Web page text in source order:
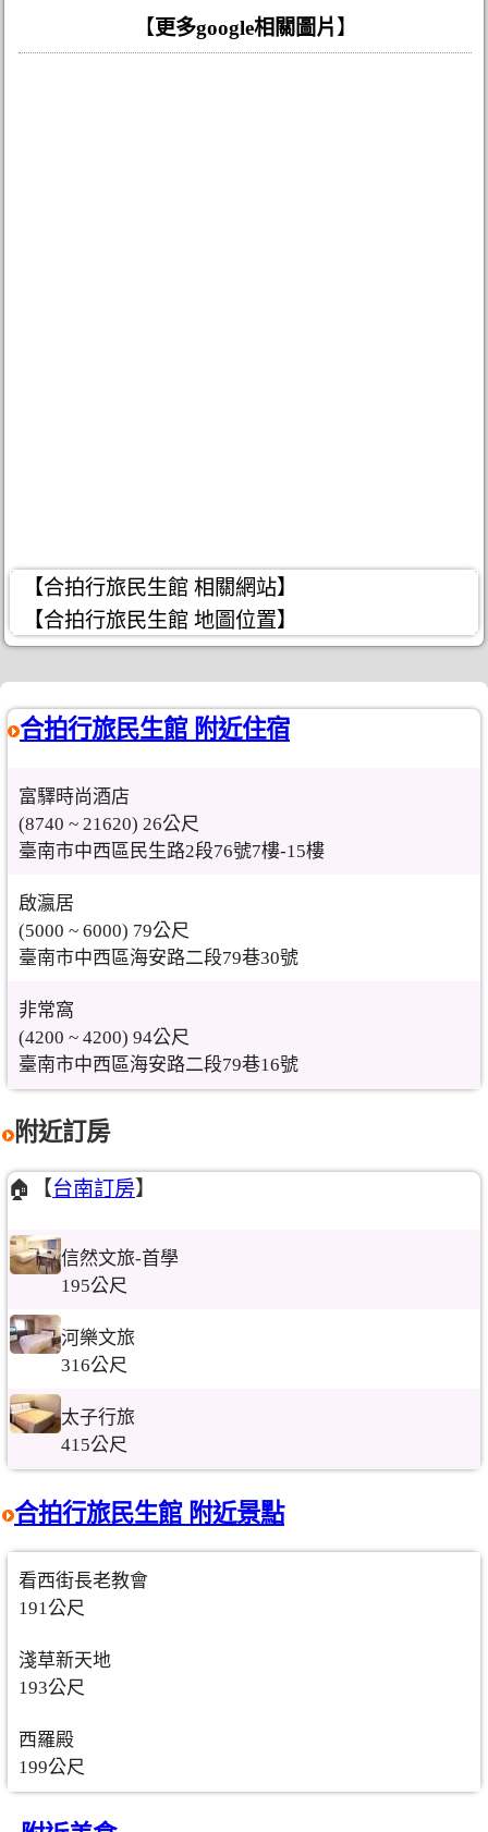
【 更多google相關圖片 】
【合拍行旅民生館 相關網站】
【合拍行旅民生館 地圖位置】
合拍行旅民生館 附近住宿
富驛時尚酒店
(8740 ~ 21620) 26公尺
臺南市中西區民生路2段76號7樓-15樓
啟瀛居
(5000 ~ 6000) 79公尺
臺南市中西區海安路二段79巷30號
非常窩
(4200 ~ 4200) 94公尺
臺南市中西區海安路二段79巷16號
附近訂房
🏠【台南訂房】
信然文旅-首學
195公尺
河樂文旅
316公尺
太子行旅
415公尺
合拍行旅民生館 附近景點
看西街長老教會
191公尺
淺草新天地
193公尺
西羅殿
199公尺